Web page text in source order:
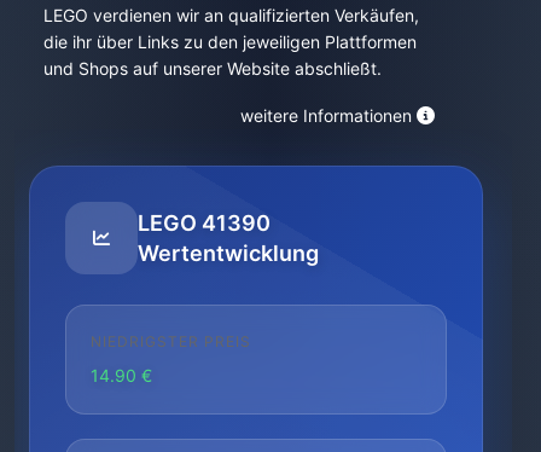
LEGO verdienen wir an qualifizierten Verkäufen,
die ihr über Links zu den jeweiligen Plattformen
und Shops auf unserer Website abschließt.
weitere Informationen
LEGO 41390
Wertentwicklung
NIEDRIGSTER PREIS
14.90 €